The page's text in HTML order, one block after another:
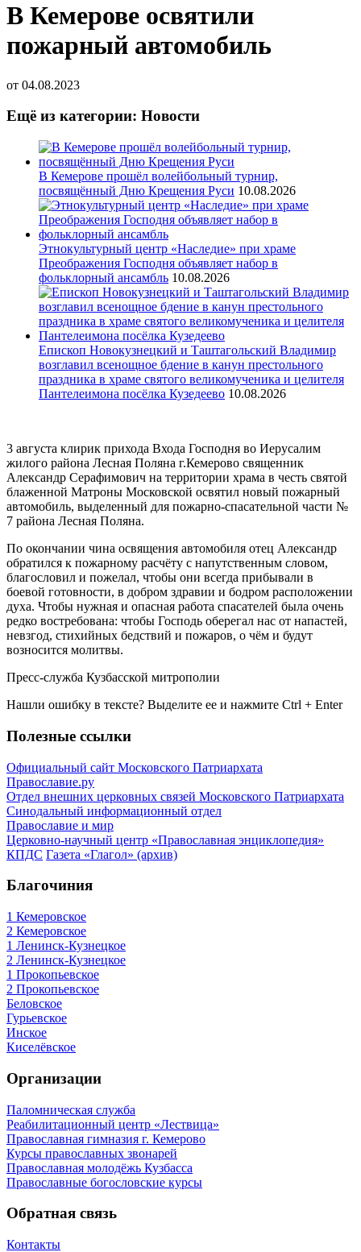
В Кемерове освятили
пожарный автомобиль
от 04.08.2023
Ещё из категории: Новости
В Кемерове прошёл волейбольный турнир,
посвящённый Дню Крещения Руси 10.08.2026
Этнокультурный центр «Наследие» при храме
Преображения Господня объявляет набор в
фольклорный ансамбль 10.08.2026
Епископ Новокузнецкий и Таштагольский Владимир
возглавил всенощное бдение в канун престольного
праздника в храме святого великомученика и целителя
Пантелеимона посёлка Кузедеево 10.08.2026
3 августа клирик прихода Входа Господня во Иерусалим
жилого района Лесная Поляна г.Кемерово священник
Александр Серафимович на территории храма в честь святой
блаженной Матроны Московской освятил новый пожарный
автомобиль, выделенный для пожарно-спасательной части №
7 района Лесная Поляна.
По окончании чина освящения автомобиля отец Александр
обратился к пожарному расчёту с напутственным словом,
благословил и пожелал, чтобы они всегда прибывали в
боевой готовности, в добром здравии и бодром расположении
духа. Чтобы нужная и опасная работа спасателей была очень
редко востребована: чтобы Господь оберегал нас от напастей,
невзгод, стихийных бедствий и пожаров, о чём и будут
возносится молитвы.
Пресс-служба Кузбасской митрополии
Нашли ошибку в тексте? Выделите ее и нажмите Ctrl + Enter
Полезные ссылки
Официальный сайт Московского Патриархата
Православие.ру
Отдел внешних церковных связей Московского Патриархата
Синодальный информационный отдел
Православие и мир
Церковно-научный центр «Православная энциклопедия»
КПДС Газета «Глагол» (архив)
Благочиния
1 Кемеровское
2 Кемеровское
1 Ленинск-Кузнецкое
2 Ленинск-Кузнецкое
1 Прокопьевское
2 Прокопьевское
Беловское
Гурьевское
Инское
Киселёвское
Организации
Паломническая служба
Реабилитационный центр «Лествица»
Православная гимназия г. Кемерово
Курсы православных звонарей
Православная молодёжь Кузбасса
Православные богословские курсы
Обратная связь
Контакты